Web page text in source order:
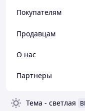
Покупателям
Продавцам
О нас
Партнеры
Тема - светлая